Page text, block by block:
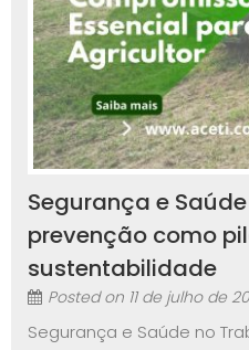
Segurança e
prevenção como
sustentabilidade
Posted on 11 de julho de
Segurança e Saúde no